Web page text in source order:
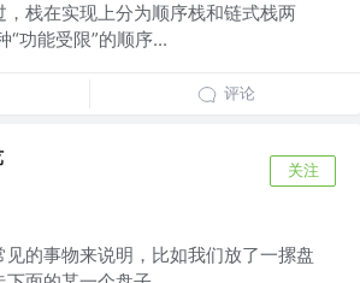
栈在实现上分为顺序栈和链式栈两
“功能受限”的顺序...
评论
关注
的事物来说明，比如我们放了一摞盘